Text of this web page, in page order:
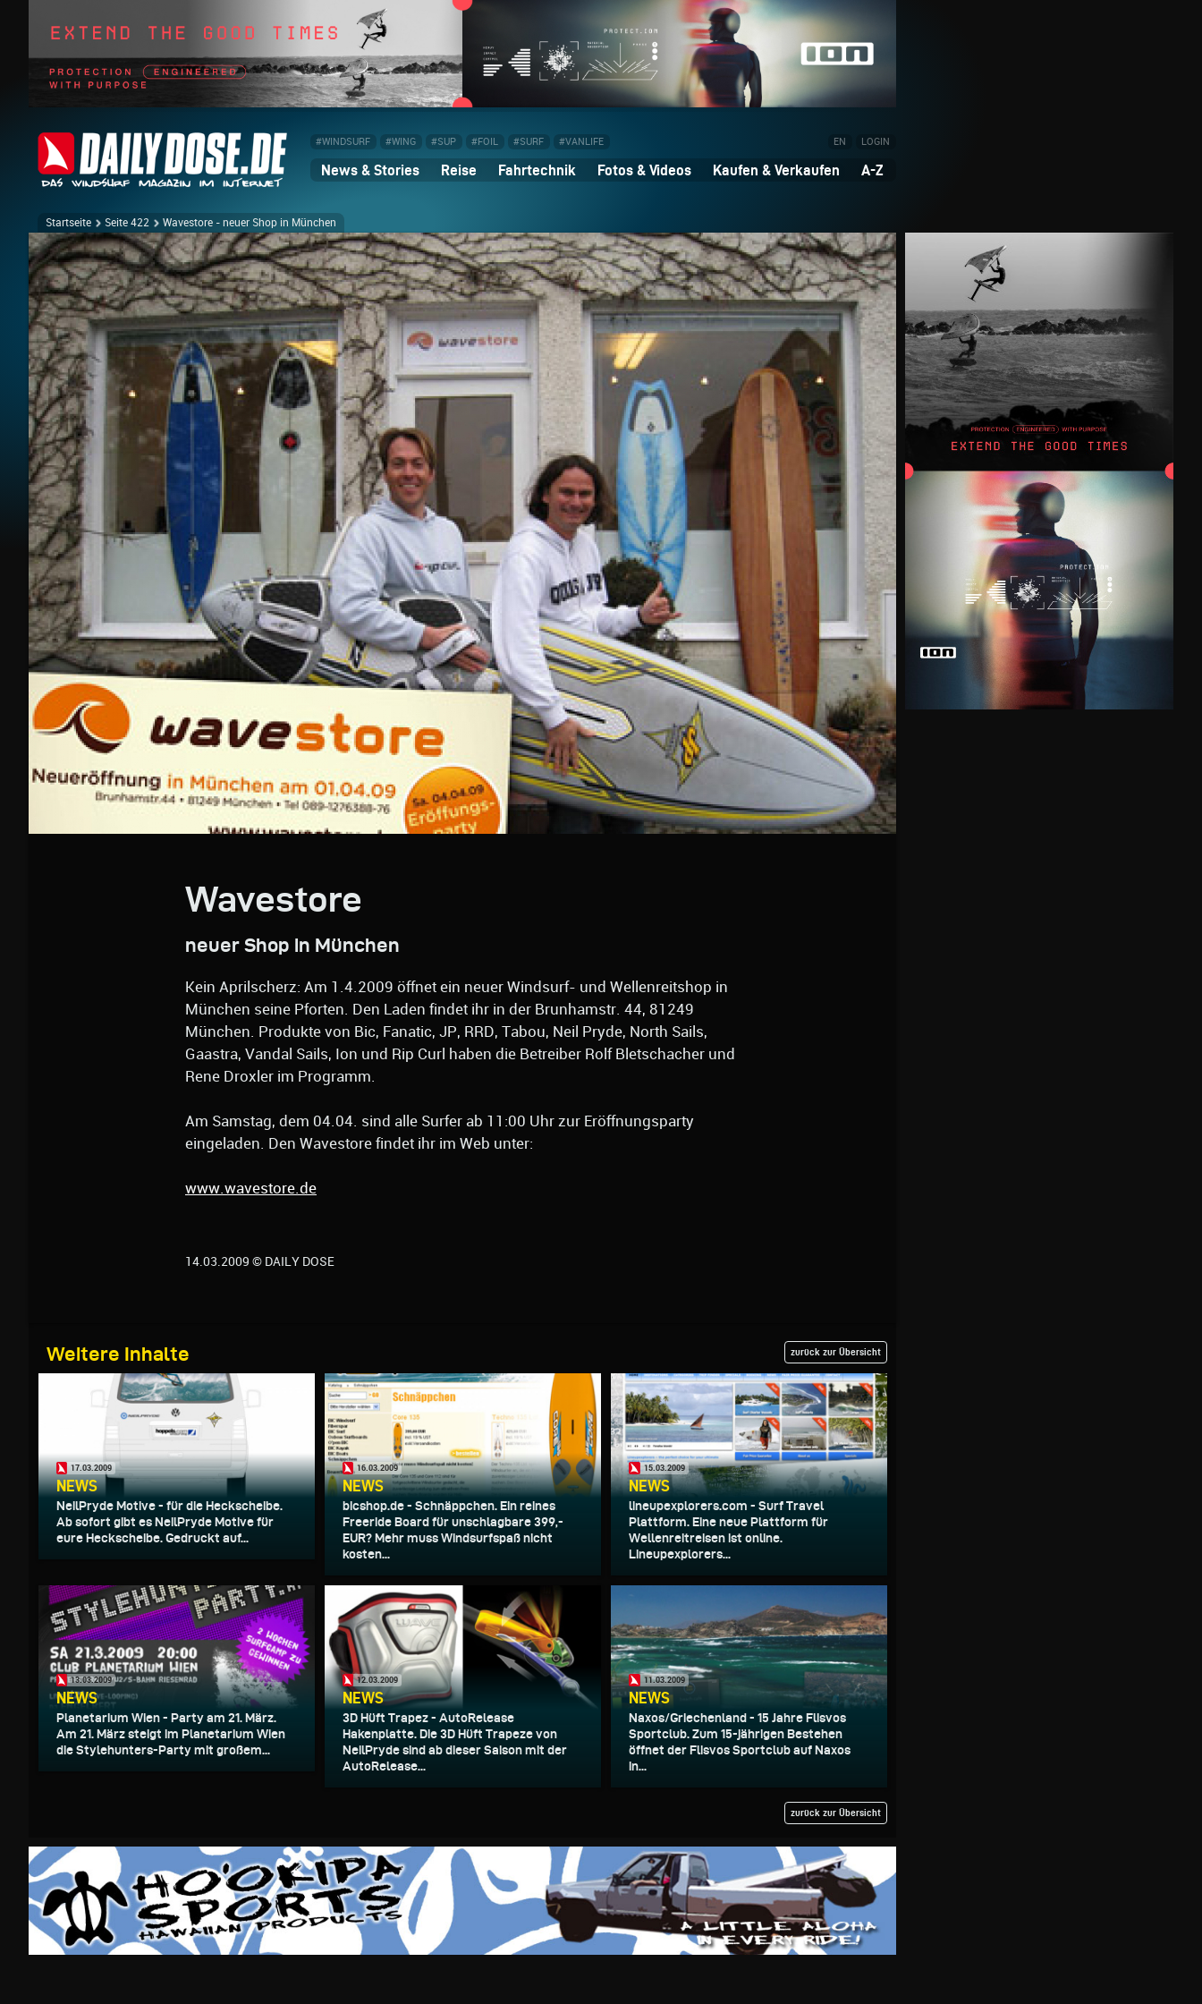
#WINDSURF #WING #SUP #FOIL #SURF #VANLIFE EN LOGIN
News & Stories Reise Fahrtechnik Fotos & Videos Kaufen & Verkaufen A-Z
Startseite Seite 422 Wavestore - neuer Shop in München
Wavestore
neuer Shop in München
Kein Aprilscherz: Am 1.4.2009 öffnet ein neuer Windsurf- und Wellenreitshop in
München seine Pforten. Den Laden findet ihr in der Brunhamstr. 44, 81249
München. Produkte von Bic, Fanatic, JP, RRD, Tabou, Neil Pryde, North Sails,
Gaastra, Vandal Sails, Ion und Rip Curl haben die Betreiber Rolf Bletschacher und
Rene Droxler im Programm.
Am Samstag, dem 04.04. sind alle Surfer ab 11:00 Uhr zur Eröffnungsparty
eingeladen. Den Wavestore findet ihr im Web unter:
www.wavestore.de
14.03.2009 © DAILY DOSE
Weitere Inhalte zurück zur Übersicht
17.03.2009
NEWS
NeilPryde Motive - für die Heckscheibe.
Ab sofort gibt es NeilPryde Motive für
eure Heckscheibe. Gedruckt auf...
16.03.2009
NEWS
bicshop.de - Schnäppchen. Ein reines
Freeride Board für unschlagbare 399,-
EUR? Mehr muss Windsurfspaß nicht
kosten...
15.03.2009
NEWS
lineupexplorers.com - Surf Travel
Plattform. Eine neue Plattform für
Wellenreitreisen ist online.
Lineupexplorers...
13.03.2009
NEWS
Planetarium Wien - Party am 21. März.
Am 21. März steigt im Planetarium Wien
die Stylehunters-Party mit großem...
12.03.2009
NEWS
3D Hüft Trapez - AutoRelease
Hakenplatte. Die 3D Hüft Trapeze von
NeilPryde sind ab dieser Saison mit der
AutoRelease...
11.03.2009
NEWS
Naxos/Griechenland - 15 Jahre Flisvos
Sportclub. Zum 15-jährigen Bestehen
öffnet der Flisvos Sportclub auf Naxos
in...
zurück zur Übersicht